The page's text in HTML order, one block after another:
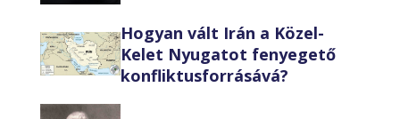
Hogyan vált Irán a Közel-
Kelet Nyugatot fenyegető
konfliktusforrásává?